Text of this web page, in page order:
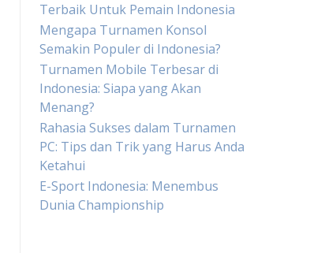
Terbaik Untuk Pemain Indonesia
Mengapa Turnamen Konsol
Semakin Populer di Indonesia?
Turnamen Mobile Terbesar di
Indonesia: Siapa yang Akan
Menang?
Rahasia Sukses dalam Turnamen
PC: Tips dan Trik yang Harus Anda
Ketahui
E-Sport Indonesia: Menembus
Dunia Championship